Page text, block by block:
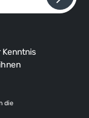
Kenntnis
die